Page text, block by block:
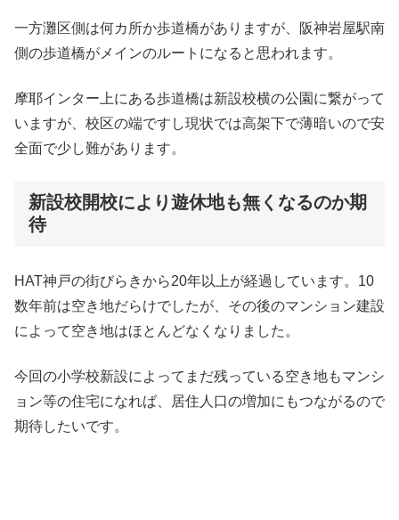
一方灘区側は何カ所か歩道橋がありますが、阪神岩屋駅南
側の歩道橋がメインのルートになると思われます。
摩耶インター上にある歩道橋は新設校横の公園に繋がって
いますが、校区の端ですし現状では高架下で薄暗いので安
全面で少し難があります。
新設校開校により遊休地も無くなるのか期
待
HAT神戸の街びらきから20年以上が経過しています。10
数年前は空き地だらけでしたが、その後のマンション建設
によって空き地はほとんどなくなりました。
今回の小学校新設によってまだ残っている空き地もマンシ
ョン等の住宅になれば、居住人口の増加にもつながるので
期待したいです。